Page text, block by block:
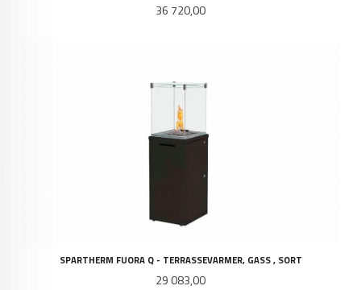
Pris
36 720,00
SPARTHERM FUORA Q - TERRASSEVARMER, GASS , SORT
Pris
29 083,00